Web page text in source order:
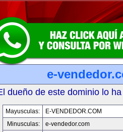
e-
dueño de este dominio lo
Mayusculas:
E-VENDEDOR.COM
Minusculas:
e-vendedor.com